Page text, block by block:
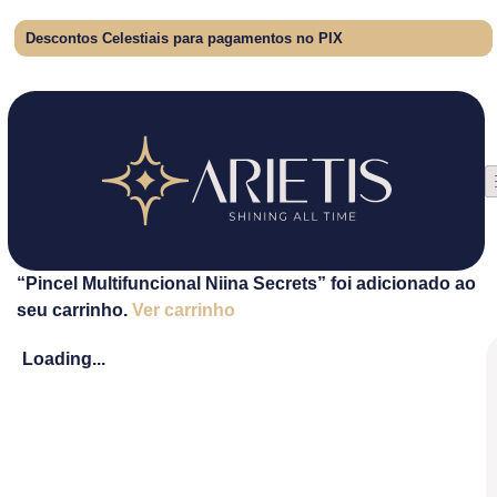
Descontos Celestiais para pagamentos no PIX
“Pincel Multifuncional Niina Secrets” foi adicionado ao
seu carrinho. Ver carrinho
Loading...